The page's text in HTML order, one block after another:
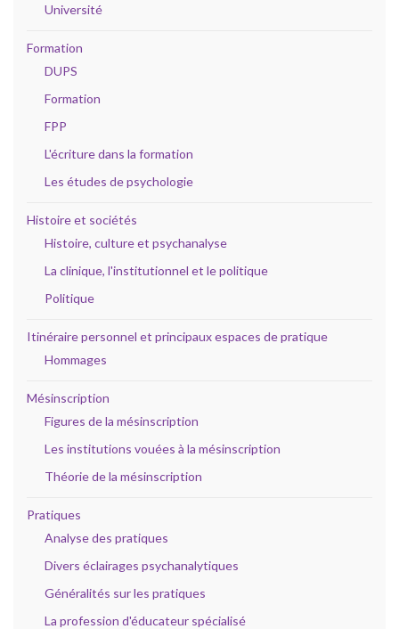
Université
Formation
DUPS
Formation
FPP
L'écriture dans la formation
Les études de psychologie
Histoire et sociétés
Histoire, culture et psychanalyse
La clinique, l'institutionnel et le politique
Politique
Itinéraire personnel et principaux espaces de pratique
Hommages
Mésinscription
Figures de la mésinscription
Les institutions vouées à la mésinscription
Théorie de la mésinscription
Pratiques
Analyse des pratiques
Divers éclairages psychanalytiques
Généralités sur les pratiques
La profession d'éducateur spécialisé